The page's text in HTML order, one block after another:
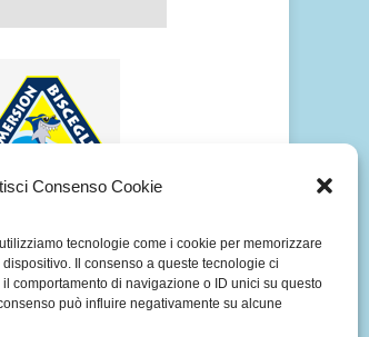
Consenso Cookie
tecnologie come i cookie per memorizzare
Il consenso a queste tecnologie ci
comportamento di navigazione o ID unici su questo
può influire negativamente su alcune
ISOLE
BROTHER’S